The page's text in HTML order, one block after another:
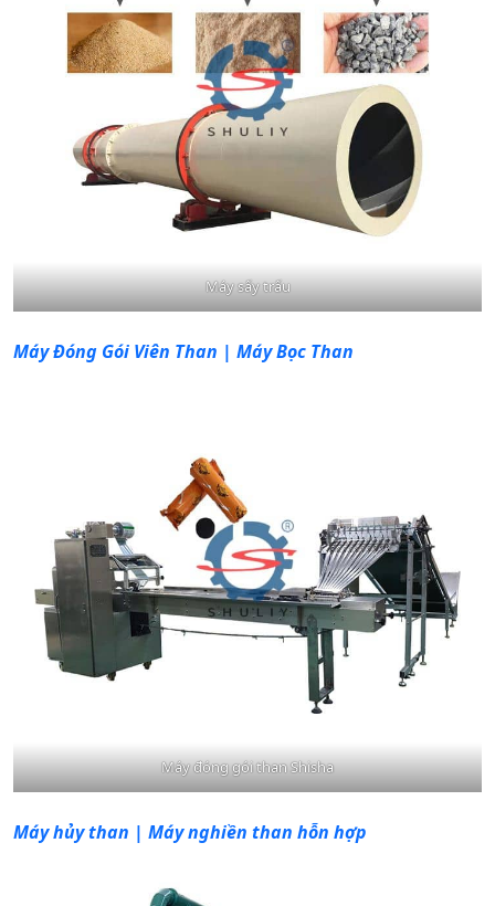
Máy sấy trấu
Máy Đóng Gói Viên Than | Máy Bọc Than
Máy đóng gói than Shisha
Máy hủy than | Máy nghiền than hỗn hợp